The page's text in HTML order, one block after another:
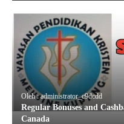
Oleh : administrator_c9dcdd
Regular Bonuses and
Canada